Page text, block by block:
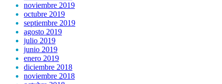
noviembre 2019
octubre 2019
septiembre 2019
agosto 2019
julio 2019
junio 2019
enero 2019
diciembre 2018
noviembre 2018